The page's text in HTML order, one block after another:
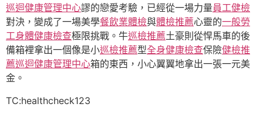
巡迴健康管理中心謬的戀愛考驗，已經從一場力量員工健檢
對決，變成了一場美學餐飲業體檢與體檢推薦心靈的一般勞
工身體健康檢查極限挑戰。牛巡檢推薦土豪則從悍馬車的後
備箱裡拿出一個像是小巡檢推薦型全身健康檢查保險健檢推
薦巡迴健康管理中心箱的東西，小心翼翼地拿出一張一元美
金。
TC:healthcheck123